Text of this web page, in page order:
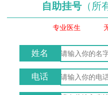
自助挂号 （所
专业医生
姓名
电话